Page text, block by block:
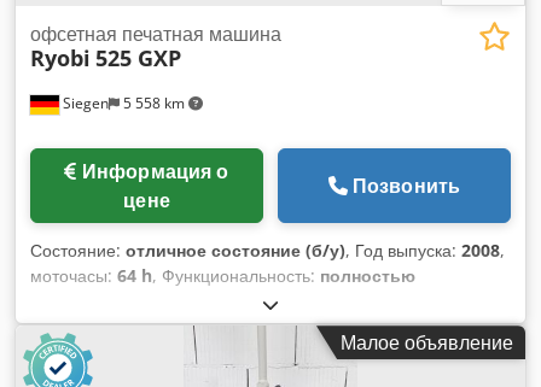
Siegen 5 558 km
офсетная печатная машина
Ryobi 525 GXP
цене
Позвонить
Состояние: отличное состояние (б/у), Год выпуска: 2008,
моточасы: 64 h, Функциональность: полностью
, цветовые каналы:
ширина бумаги:375 мм, максимальная ширина бумаги:520
мм, - Ryobi PCS-H - Переворот 2:3 / 5:0 -
Полуавтоматическая смена пластин RYOBI - ИК-сушилка -
Малое объявление